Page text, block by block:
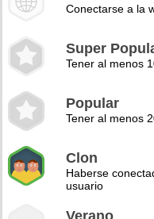
Conectarse a la
Super
Tener al menos
Popular
Tener al menos
Clon
Haberse
usuario
Verano